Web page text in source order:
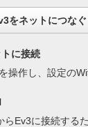
をネットにつなぐ
に接続
操作し、設定の
らEv3に接続する